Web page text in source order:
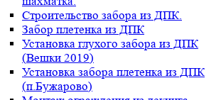
Строительство забора из ДПК.
Забор плетенка из ДПК
Установка глухого забора из ДПК
(Вешки 2019)
Установка забора плетенка из ДПК
(п.Бужарово)